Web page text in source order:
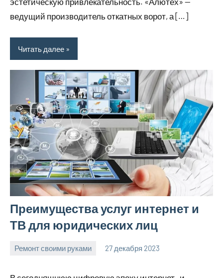
ведущий производитель откатных ворот, а […]
Читать далее
Преимущества услуг интернет и
ТВ для юридических лиц
Ремонт своими руками 27 декабря 2023